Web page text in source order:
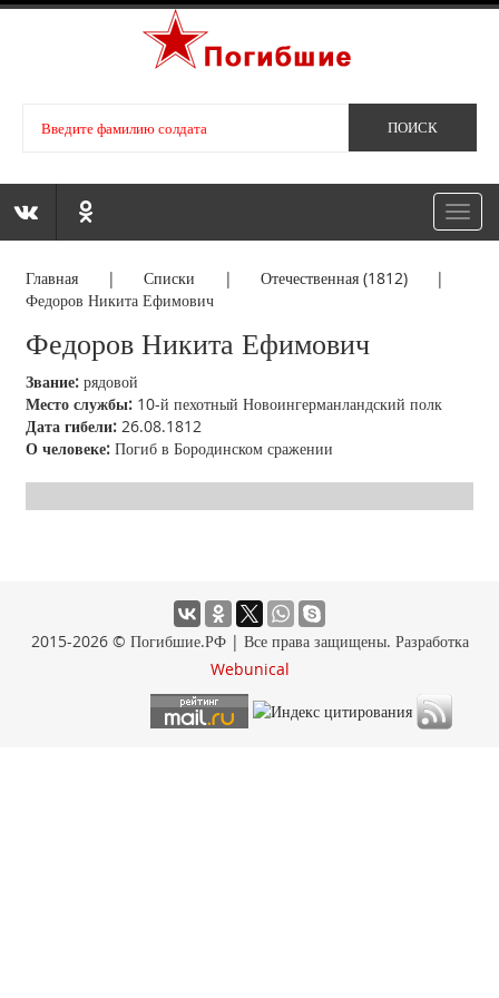
Главная |Списки | Отечественная (1812)|
Федоров Никита Ефимович
Федоров Никита Ефимович
Звание: рядовой
Место службы: 10-й пехотный Новоингерманландский полк
Дата гибели: 26.08.1812
О человеке: Погиб в Бородинском сражении
2015-2026 © Погибшие.РФ | Все права защищены. Разработка
Webunical